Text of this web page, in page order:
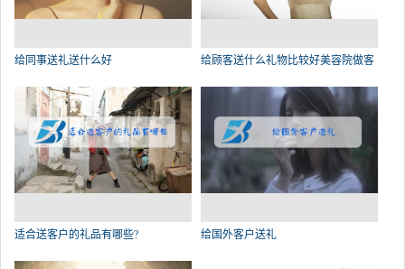
给同事送礼送什么好 给顾客送什么礼物比较好美容院做客
适合送客户的礼品有哪些? 给国外客户送礼